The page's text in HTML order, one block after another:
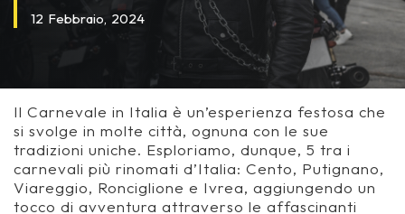
12 Febbraio, 2024
Il Carnevale in Italia è un’esperienza festosa che
si svolge in molte città, ognuna con le sue
tradizioni uniche. Esploriamo, dunque, 5 tra i
carnevali più rinomati d’Italia: Cento, Putignano,
Viareggio, Ronciglione e Ivrea, aggiungendo un
tocco di avventura attraverso le affascinanti